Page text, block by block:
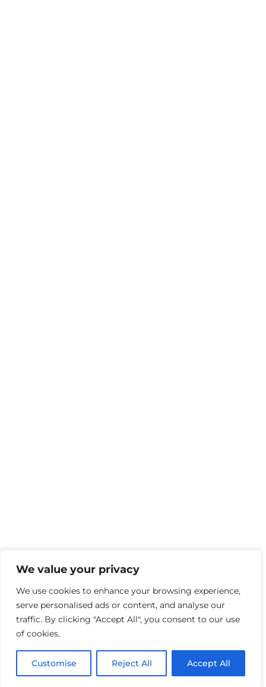
We value your privacy
We use cookies to enhance your browsing experience,
serve personalised ads or content, and analyse our
traffic. By clicking "Accept All", you consent to our use
of cookies.
Customise Reject All Accept All